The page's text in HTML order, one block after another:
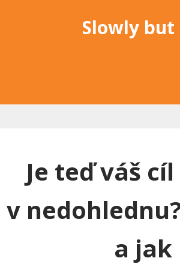
Slowly
Je teď váš
v
a jak